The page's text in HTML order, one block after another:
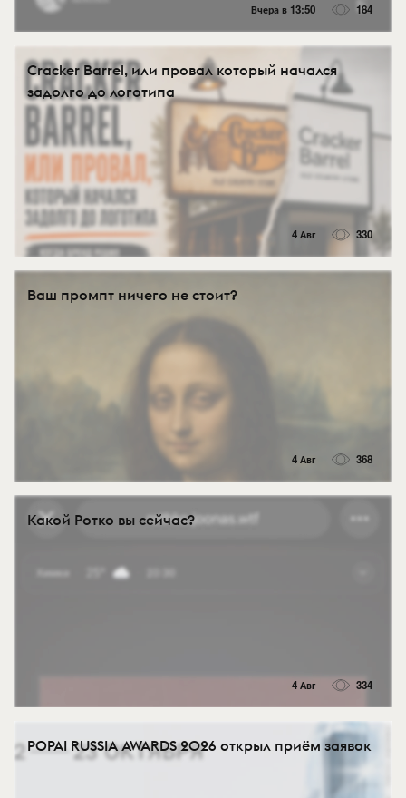
Вчера в 13:50 184
Cracker Barrel, или провал который начался
задолго до логотипа
4 Авг 330
Ваш промпт ничего не стоит?
4 Авг 368
Какой Ротко вы сейчас?
4 Авг 334
POPAI RUSSIA AWARDS 2026 открыл приём заявок